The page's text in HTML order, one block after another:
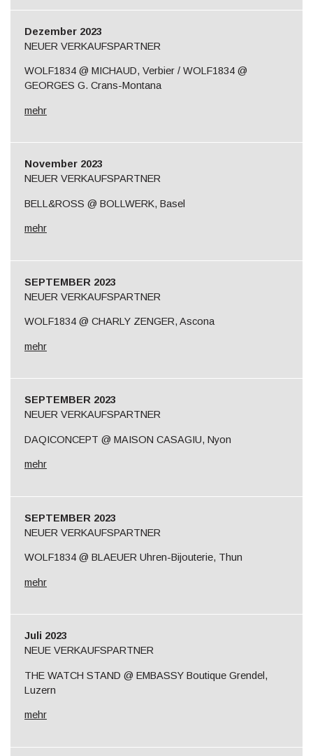
Dezember 2023
NEUER VERKAUFSPARTNER
WOLF1834 @ MICHAUD, Verbier / WOLF1834 @
GEORGES G. Crans-Montana
mehr
November 2023
NEUER VERKAUFSPARTNER
BELL&ROSS @ BOLLWERK, Basel
mehr
SEPTEMBER 2023
NEUER VERKAUFSPARTNER
WOLF1834 @ CHARLY ZENGER, Ascona
mehr
SEPTEMBER 2023
NEUER VERKAUFSPARTNER
DAQICONCEPT @ MAISON CASAGIU, Nyon
mehr
SEPTEMBER 2023
NEUER VERKAUFSPARTNER
WOLF1834 @ BLAEUER Uhren-Bijouterie, Thun
mehr
Juli 2023
NEUE VERKAUFSPARTNER
THE WATCH STAND @ EMBASSY Boutique Grendel,
Luzern
mehr